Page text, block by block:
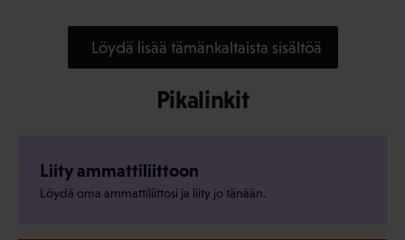
Löydä lisää tämänkaltaista sisältöä
Pikalinkit
Liity ammattiliittoon
Löydä oma ammattiliittosi ja liity jo tänään.